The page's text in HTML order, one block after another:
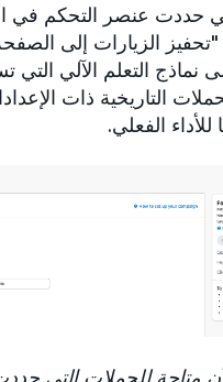
حددت عنصر التحكم في
الزيارات إلى
نماذج التعلم الآلي التي
التاريخية ذات
الفعلي.
متاحة للحملات التي